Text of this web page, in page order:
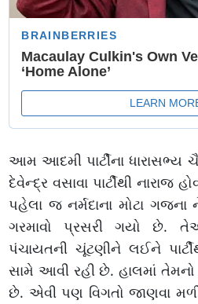
આમ આદમી પાર્ટીના ધારાસભ્ય
દેવેન્દ્ર વસાવા પાર્ટીથી
પહેલા જ નર્મદાના મોટા ગજના
ગરમાવો પ્રસરી ગયો છે.
પંચાયતની ચૂંટણીને લઈને
સામે આવી રહી છે. હાલમાં
છે. એવી પણ વિગતો જાણવા